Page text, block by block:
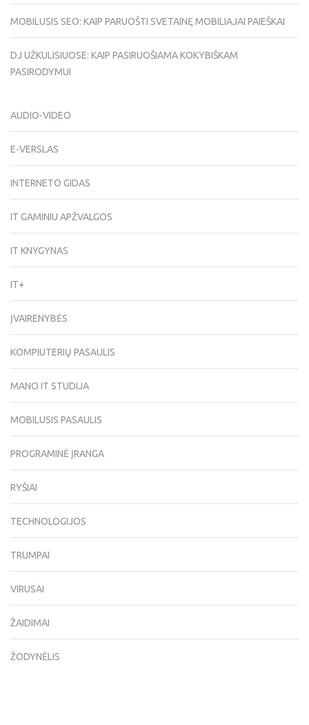
MOBILUSIS SEO: KAIP PARUOŠTI SVETAINĘ MOBILIAJAI PAIEŠKAI
DJ UŽKULISIUOSE: KAIP PASIRUOŠIAMA KOKYBIŠKAM
PASIRODYMUI
AUDIO-VIDEO
E-VERSLAS
INTERNETO GIDAS
IT GAMINIU APŽVALGOS
IT KNYGYNAS
IT+
ĮVAIRENYBĖS
KOMPIUTERIŲ PASAULIS
MANO IT STUDIJA
MOBILUSIS PASAULIS
PROGRAMINĖ ĮRANGA
RYŠIAI
TECHNOLOGIJOS
TRUMPAI
VIRUSAI
ŽAIDIMAI
ŽODYNĖLIS